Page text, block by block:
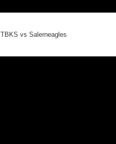
TBKS vs Salerneagles